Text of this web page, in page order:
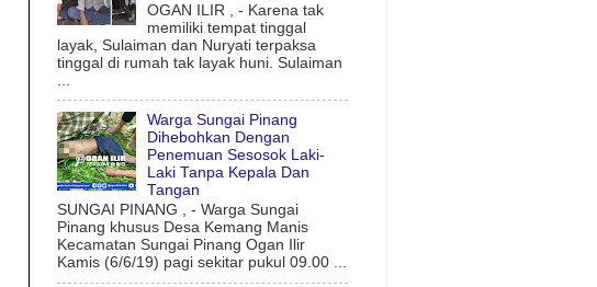
OGAN ILIR , - Karena tak
memiliki tempat tinggal
layak, Sulaiman dan Nuryati terpaksa
tinggal di rumah tak layak huni. Sulaiman
Warga Sungai Pinang
Dihebohkan Dengan
Penemuan Sesosok Laki-
Laki Tanpa Kepala Dan
Tangan
SUNGAI PINANG , - Warga Sungai
Pinang khusus Desa Kemang Manis
Kecamatan Sungai Pinang Ogan Ilir
Kamis (6/6/19) pagi sekitar pukul 09.00 ...